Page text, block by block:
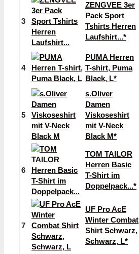
3
ZENGVEE 3er
Pack Sport
Tshirts Herren
Laufshirt...*
4
PUMA Herren
T-shirt, Puma
Black, L*
5
s.Oliver
Damen
Viskoseshirt
mit V-Neck
Black M*
6
TOM TAILOR
Herren Basic
T-Shirt im
Doppelpack...*
7
UF Pro AcE
Winter Combat
Shirt Schwarz,
Schwarz, L*